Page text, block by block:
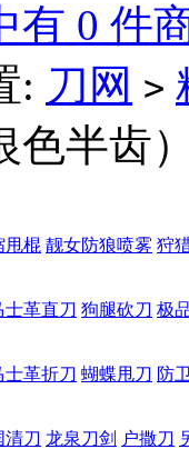
有 0 件
: 刀网 >
半齿）
甩棍 靓女防狼喷雾 狩
士革直刀 狗腿砍刀 极
士革折刀 蝴蝶甩刀 防
清刀 龙泉刀剑 户撒刀